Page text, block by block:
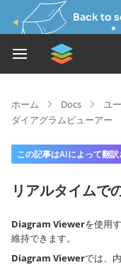
Back to
ホーム Docs
ユ
ダイアグラムビューアー
この記事はAIによって翻
リアルタイムで
Diagram Viewerを使用
維持できます。
Diagram Viewerでは、